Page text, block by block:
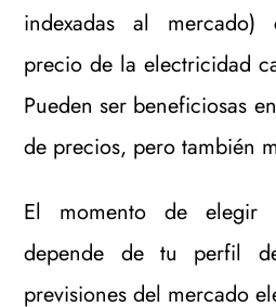
indexadas al mercado)
precio de la electricidad
Pueden ser beneficiosas
de precios, pero también
El momento de
depende de tu perfil
previsiones del mercado